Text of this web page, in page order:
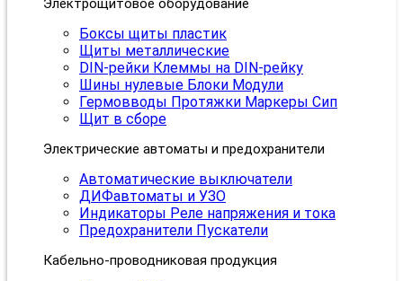
Электрощитовое оборудование
Боксы щиты пластик
Щиты металлические
DIN-рейки Клеммы на DIN-рейку
Шины нулевые Блоки Модули
Гермовводы Протяжки Маркеры Сип
Щит в сборе
Электрические автоматы и предохранители
Автоматические выключатели
ДИФавтоматы и УЗО
Индикаторы Реле напряжения и тока
Предохранители Пускатели
Кабельно-проводниковая продукция